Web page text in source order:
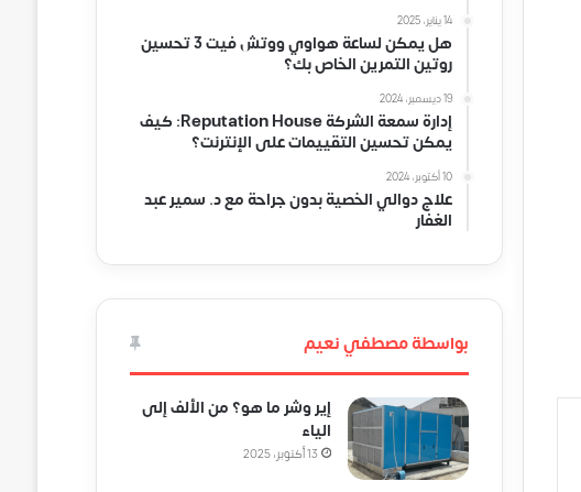
14 يناير، 2025
هل يمكن لساعة هواوي ووتش فيت 3 تحسين
روتين التمرين الخاص بك؟
19 ديسمبر، 2024
إدارة سمعة الشركة Reputation House: كيف
يمكن تحسين التقييمات على الإنترنت؟
10 أكتوبر، 2024
علاج دوالي الخصية بدون جراحة مع د. سمير عبد
الغفار
بواسطة مصطفي نعيم
إير وشر ما هو؟ من الألف إلى
الياء
13 أكتوبر، 2025